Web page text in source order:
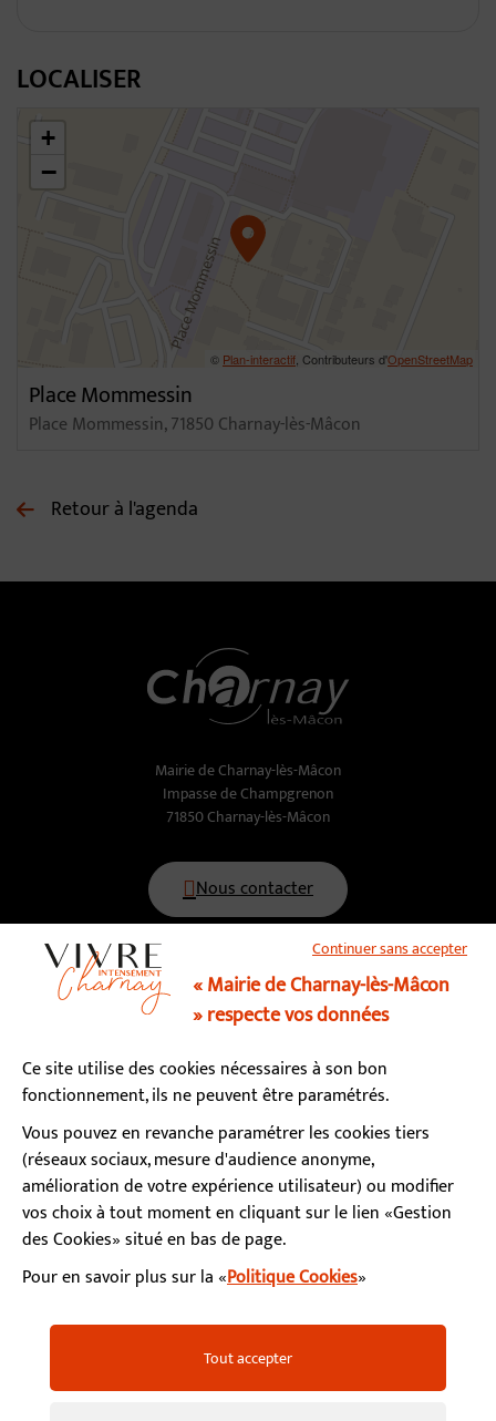
LOCALISER
46.30931583940096,4.813006233021416
+
−
© Plan-interactif , Contributeurs d'OpenStreetMap
Place Mommessin
Place Mommessin, 71850 Charnay-lès-Mâcon
Retour à l'agenda
Mairie de Charnay-lès-Mâcon
Impasse de Champgrenon
71850 Charnay-lès-Mâcon
Nous contacter
03 85 34 15 70
Lundi, mardi, mercredi, vendredi : 9h - 12h / 13h - 17h
Jeudi : fermé le matin / 13h - 17h
Samedi : 9h - 12h (permanence état-civil)
S’abonner à la newsletter
FacebookInstagram
YouTubeLinkedInCalaméo
Mentions légalesAccessibilité
Politiques de confidentialité
FAQ
Continuer sans accepter
« Mairie de Charnay-lès-Mâcon
» respecte vos données
Ce site utilise des cookies nécessaires à son bon
fonctionnement, ils ne peuvent être paramétrés.
Vous pouvez en revanche paramétrer les cookies tiers
(réseaux sociaux, mesure d'audience anonyme,
amélioration de votre expérience utilisateur) ou modifier
vos choix à tout moment en cliquant sur le lien «Gestion
des Cookies» situé en bas de page.
Pour en savoir plus sur la «Politique Cookies»
Tout accepter